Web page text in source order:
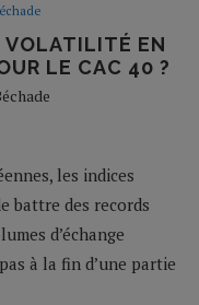
VOLATILITÉ EN
LE CAC 40 ?
les indices
battre des records
d’échange
à la fin d’une partie